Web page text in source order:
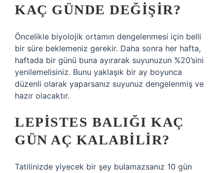
KAÇ GÜNDE DEĞIŞIR?
Öncelikle biyolojik ortamın dengelenmesi için belli
bir süre beklemeniz gerekir. Daha sonra her hafta,
haftada bir günü buna ayırarak suyunuzun %20’sini
yenilemelisiniz. Bunu yaklaşık bir ay boyunca
düzenli olarak yaparsanız suyunuz dengelenmiş ve
hazır olacaktır.
LEPISTES BALIĞI KAÇ
GÜN AÇ KALABILIR?
Tatilinizde yiyecek bir şey bulamazsanız 10 gün